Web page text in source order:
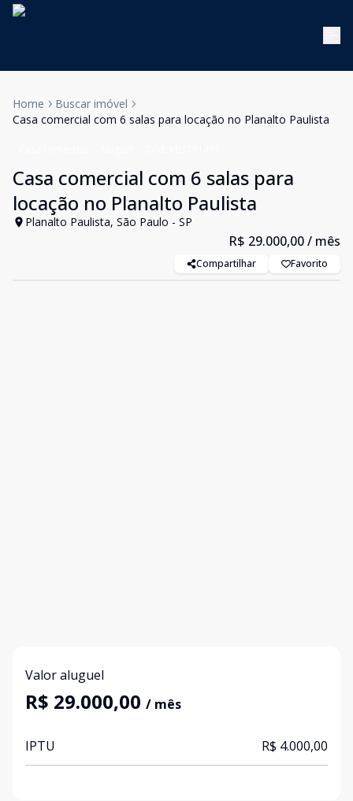
Home
Buscar imóvel
Casa comercial com 6 salas para locação no Planalto Paulista
Casa comercial com 6 salas para
locação no Planalto Paulista
Planalto Paulista, São Paulo - SP
R$ 29.000,00/ mês
Compartilhar Favorito
Valor aluguel
R$ 29.000,00 / mês
IPTU R$ 4.000,00